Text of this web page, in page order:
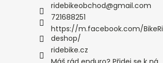
ridebikeobchod@gmail.com
721688251
https://m.facebook.com/BikeRi
deshop/
ridebike.cz